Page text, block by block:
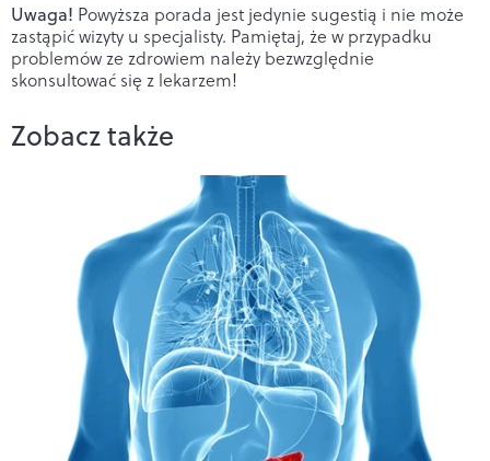
Uwaga! Powyższa porada jest jedynie sugestią i nie może
zastąpić wizyty u specjalisty. Pamiętaj, że w przypadku
problemów ze zdrowiem należy bezwzględnie
skonsultować się z lekarzem!
Zobacz także